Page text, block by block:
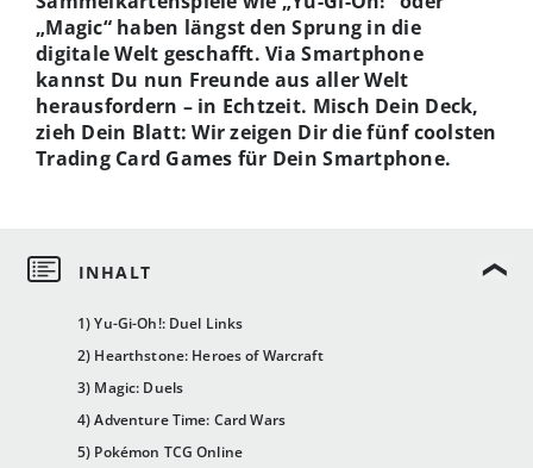
1) Yu-Gi-Oh!: Duel Links
2) Hearthstone: Heroes of Warcraft
3) Magic: Duels
4) Adventure Time: Card Wars
5) Pokémon TCG Online
„Magic“ haben längst den Sprung in die
digitale Welt geschafft. Via Smartphone
kannst Du nun Freunde aus aller Welt
herausfordern – in Echtzeit. Misch Dein Deck,
zieh Dein Blatt: Wir zeigen Dir die fünf coolsten
Trading Card Games für Dein Smartphone.